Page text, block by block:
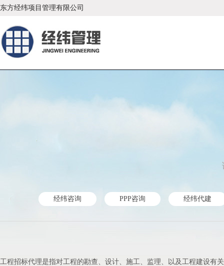
东方经纬项目管理有限公司
经纬咨询 PPP咨询 经纬代建
工程招标代理是指对工程的勘查、设计、施工、监理、以及工程建设有